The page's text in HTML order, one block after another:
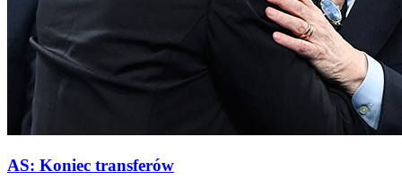
AS: Koniec transferów